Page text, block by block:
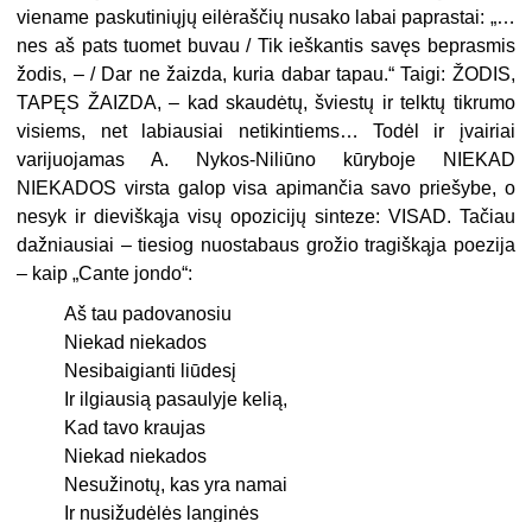
viename paskutiniųjų eilėraščių nusako labai paprastai: „…
nes aš pats tuomet buvau / Tik ieškantis savęs beprasmis
žodis, – / Dar ne žaizda, kuria dabar tapau.“ Taigi: ŽODIS,
TAPĘS ŽAIZDA, – kad skaudėtų, šviestų ir telktų tikrumo
visiems, net labiausiai netikintiems… Todėl ir įvairiai
varijuojamas A. Nykos-Niliūno kūryboje NIEKAD
NIEKADOS virsta galop visa apimančia savo priešybe, o
nesyk ir dieviškąja visų opozicijų sinteze: VISAD. Tačiau
dažniausiai – tiesiog nuostabaus grožio tragiškąja poezija
– kaip „Cante jondo“:
Aš tau padovanosiu
Niekad niekados
Nesibaigianti liūdesį
Ir ilgiausią pasaulyje kelią,
Kad tavo kraujas
Niekad niekados
Nesužinotų, kas yra namai
Ir nusižudėlės langinės